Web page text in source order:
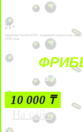
21+
Лицензии №24514359, выданной комитетом
2034 года.
БЕЗ
10 000 ₸
На сайт